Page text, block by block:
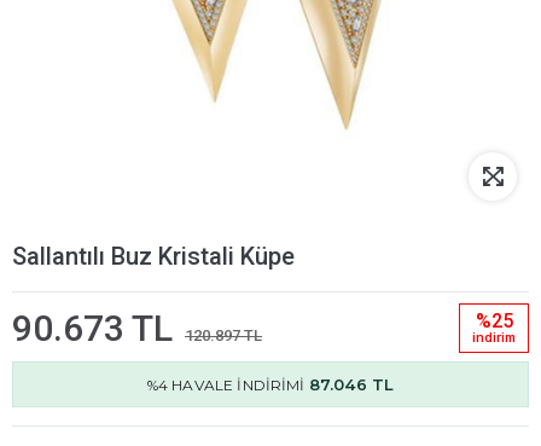
Sallantılı Buz Kristali Küpe
90.673 TL 120.897 TL
%25
i̇ndi̇ri̇m
%4 HAVALE İNDİRİMİ 87.046 TL